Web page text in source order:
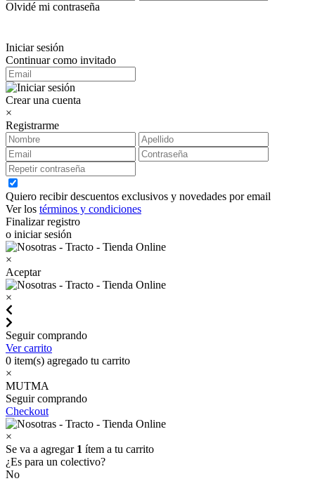
Olvidé mi contraseña
Iniciar sesión
Continuar como invitado
Crear una cuenta
×
Registrarme
Quiero recibir descuentos exclusivos y novedades por email
Ver los términos y condiciones
Finalizar registro
o iniciar sesión
×
Aceptar
×
Seguir comprando
Ver carrito
0 item(s) agregado tu carrito
×
MUTMA
Seguir comprando
Checkout
×
Se va a agregar 1 ítem a tu carrito
¿Es para un colectivo?
No